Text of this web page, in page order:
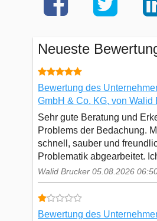
Neueste
Bewertung des
GmbH & Co. KG, von Walid
Sehr gute Beratung und
Problems der Bedachung.
schnell, sauber und
Problematik abgearbeitet.
Walid Brucker 05.08.2026
Bewertung des